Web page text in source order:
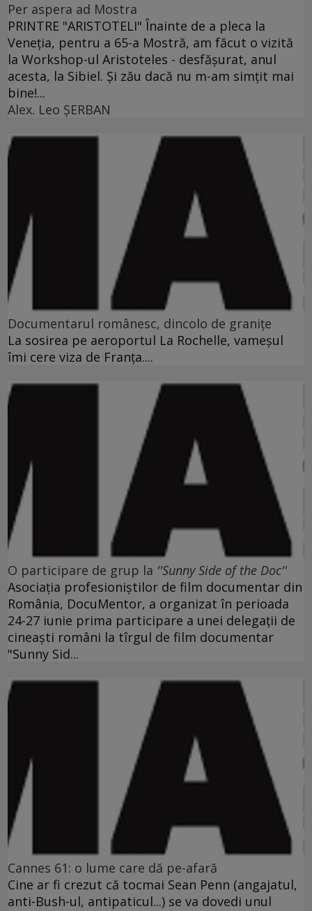
Per aspera ad Mostra
PRINTRE "ARISTOTELI" Înainte de a pleca la
Veneţia, pentru a 65-a Mostră, am făcut o vizită
la Workshop-ul Aristoteles - desfăşurat, anul
acesta, la Sibiel. Şi zău dacă nu m-am simţit mai
bine!...
Alex. Leo ŞERBAN
Documentarul românesc, dincolo de graniţe
La sosirea pe aeroportul La Rochelle, vameşul
îmi cere viza de Franţa....
O participare de grup la ''Sunny Side of the Doc''
Asociaţia profesioniştilor de film documentar din
România, DocuMentor, a organizat în perioada
24-27 iunie prima participare a unei delegaţii de
cineaşti români la tîrgul de film documentar
"Sunny Sid...
Cannes 61: o lume care dă pe-afară
Cine ar fi crezut că tocmai Sean Penn (angajatul,
anti-Bush-ul, antipaticul...) se va dovedi unul